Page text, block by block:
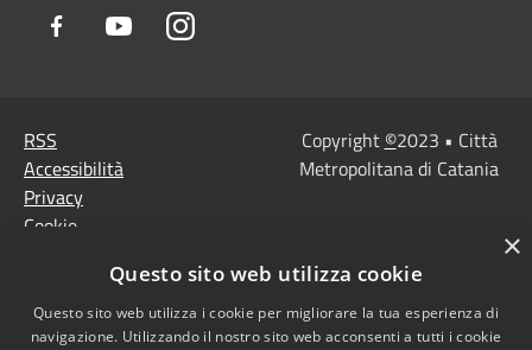
Facebook YoutubeInstagram
RSS
Accessibilità
Privacy
Cookie
Note Legali
Agenzia per l'Italia
Copyright ©2023 • Città
Metropolitana di Catania
×
Questo sito web utilizza cookie
Questo sito web utilizza i cookie per migliorare la tua esperienza di
navigazione. Utilizzando il nostro sito web acconsenti a tutti i cookie